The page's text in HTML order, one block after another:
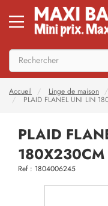
Accueil Linge de maison
PLAID FLANEL UNI LIN
PLAID
180X230CM
Ref : 1804006245